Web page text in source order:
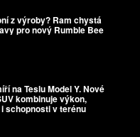
z výroby? Ram chystá
pro nový Rumble Bee
na Teslu Model Y. Nové
kombinuje výkon,
schopnosti v terénu